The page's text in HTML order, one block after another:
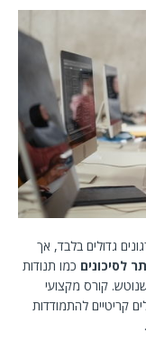
גדולים בלבד, אך
לסיכונים כמו תנודות
קורס מקצועי
קריטיים להתמודדות